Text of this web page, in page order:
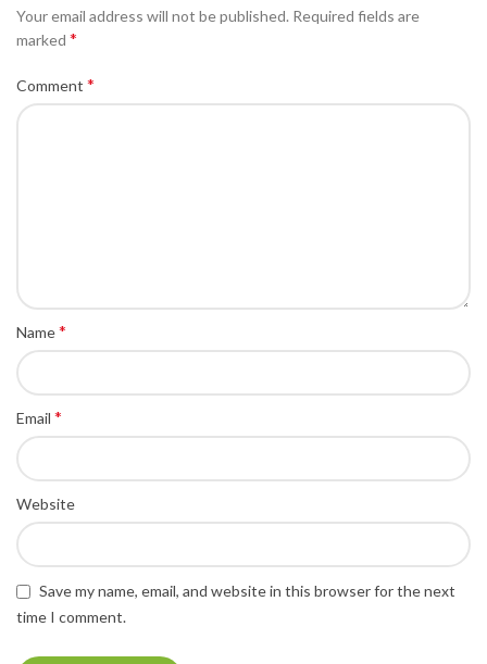
Your email address will not be published. Required fields are
marked *
Comment *
Name*
Email *
Website
Save my name, email, and website in this browser for the next
time I comment.